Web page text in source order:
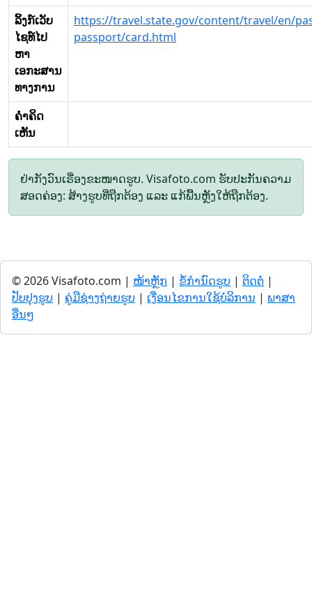
ລິ້ງກ໌ເວັບ
ໄຊທ໌ໄປ
ຫາ
ເອກະສານ
ທາງການ
https://travel.state.gov/content/travel/en/
passport/card.html
ຄໍາຄິດ
ເຫັນ
ຢ່າກັງວົນເຣື່ອງຂະໜາດຮູບ. Visafoto.com ຮັບປະກັນຄວາມ
ສອດຄ່ອງ: ສ້າງຮູບທີ່ຖືກຕ້ອງ ແລະ ແກ້ພື້ນຫຼັງໃຫ້ຖືກຕ້ອງ.
© 2026 Visafoto.com | ໜ້າຫຼັກ | ຂໍ້ກໍານົດຮູບ | ຕິດຕໍ່ |
ປັບປຸງຮູບ | ຄູ່ມືຊ່າງຖ່າຍຮູບ | ເງື່ອນໄຂການໃຊ້ບໍລິການ | ພາສາ
ອື່ນໆ